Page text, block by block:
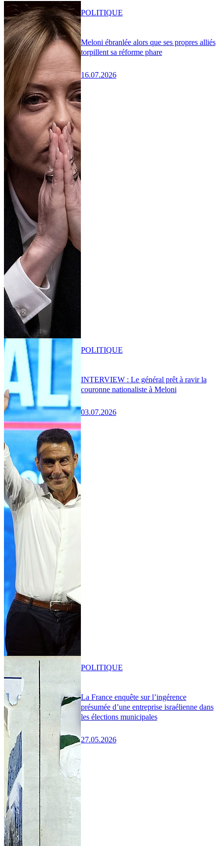
Meloni ébranlée alors que ses propres alliés
torpillent sa réforme phare
16.07.2026
POLITIQUE
INTERVIEW : Le général prêt à ravir la
couronne nationaliste à Meloni
03.07.2026
POLITIQUE
La France enquête sur l’ingérence
présumée d’une entreprise israélienne dans
les élections municipales
27.05.2026
POLITIQUE